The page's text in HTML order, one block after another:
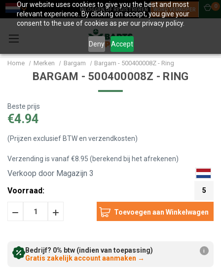
Our website uses cookies to give you the best and most
relevant experience. By clicking on accept, you give your
consent to the use of cookies as per our privacy policy.
Deny Accept
INLOGGEN OF REGISTREREN WORD VERKOPER
0
Home Merken Bargam Bargam - 500400008Z - Ring
BARGAM - 500400008Z - RING
Beste prijs
€4.94
(Prijzen exclusief BTW en verzendkosten)
Verzending is vanaf €8.95 (berekend bij het afrekenen)
Verkoop door Magazijn 3
Voorraad:
5
HoeveelheidHoeveelheid
Bedrijf? 0% btw (indien van toepassing)
Gratis zakelijk account aanmaken →
i